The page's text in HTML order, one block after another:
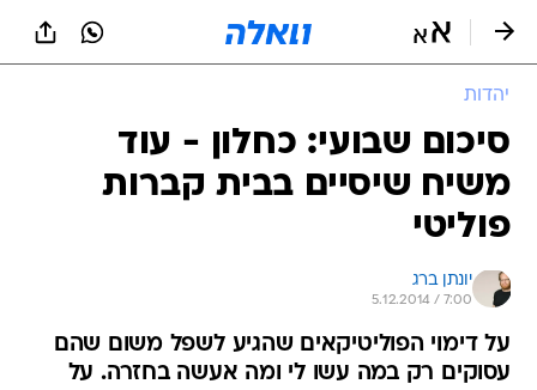
יהדות
סיכום שבועי: כחלון - עוד
משיח שיסיים בבית קברות
פוליטי
יונתן ברג
5.12.2014 / 7:00
על דימוי הפוליטיקאים שהגיע לשפל משום שהם
עסוקים רק במה עשו לי ומה אעשה בחזרה. על